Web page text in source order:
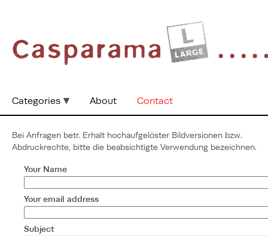
Categories About Contact
Contact
Bei Anfragen betr. Erhalt hochaufgelöster Bildversionen bzw.
Abdruckrechte, bitte die beabsichtigte Verwendung bezeichnen.
Your Name
Your email address
Subject